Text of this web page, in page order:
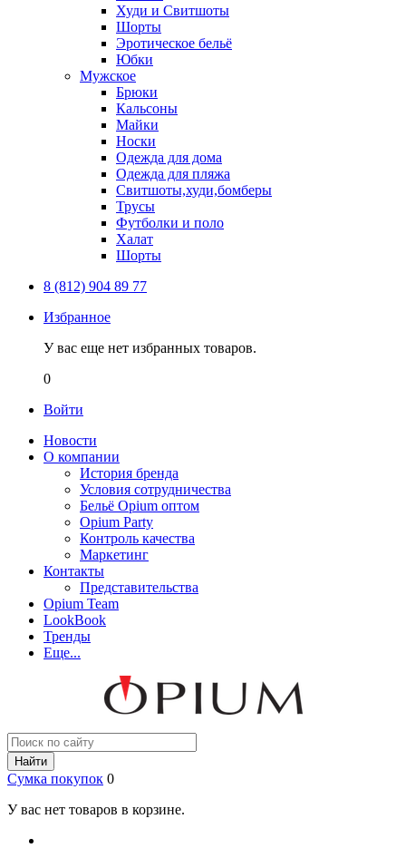
Худи и Свитшоты
Шорты
Эротическое бельё
Юбки
Мужское
Брюки
Кальсоны
Майки
Носки
Одежда для дома
Одежда для пляжа
Свитшоты,худи,бомберы
Трусы
Футболки и поло
Халат
Шорты
8 (812) 904 89 77
Избранное
У вас еще нет избранных товаров.
0
Войти
Новости
О компании
История бренда
Условия сотрудничества
Бельё Opium оптом
Opium Party
Контроль качества
Маркетинг
Контакты
Представительства
Opium Team
LookBook
Тренды
Еще...
Найти
Сумка покупок 0
У вас нет товаров в корзине.